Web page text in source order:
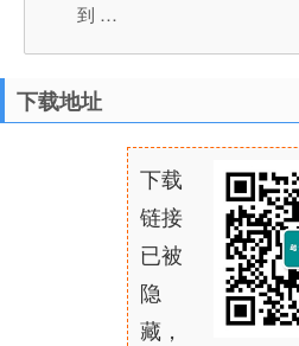
到 …
下载地址
下载
链接
已被
隐
藏，